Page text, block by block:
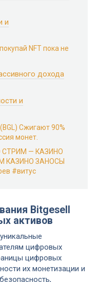
и
NFT пока не
дохода
и
Сжигают 90%
монет.
СТРИМ — КАЗИНО
КАЗИНО ЗАНОСЫ
#витус
Bitgesell
активов
цифровых
цифровых
их монетизации и